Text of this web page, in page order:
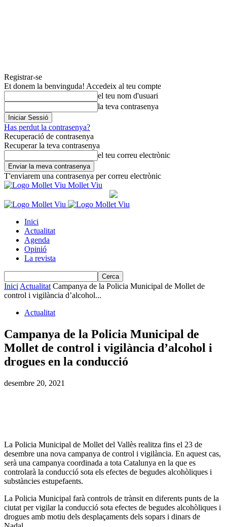
Registrar-se
Et donem la benvinguda! Accedeix al teu compte
el teu nom d'usuari
la teva contrasenya
Has perdut la contrasenya?
Recuperació de contrasenya
Recuperar la teva contrasenya
el teu correu electrònic
T'enviarem una contrasenya per correu electrònic
Mollet Viu
Inici
Actualitat
Agenda
Opinió
La revista
Inici Actualitat Campanya de la Policia Municipal de Mollet de
control i vigilància d’alcohol...
Actualitat
Campanya de la Policia Municipal de
Mollet de control i vigilància d’alcohol i
drogues en la conducció
desembre 20, 2021
La Policia Municipal de Mollet del Vallès realitza fins el 23 de
desembre una nova campanya de control i vigilància. En aquest cas,
serà una campanya coordinada a tota Catalunya en la que es
controlarà la conducció sota els efectes de begudes alcohòliques i
substàncies estupefaents.
La Policia Municipal farà controls de trànsit en diferents punts de la
ciutat per vigilar la conducció sota efectes de begudes alcohòliques i
drogues amb motiu dels desplaçaments dels sopars i dinars de